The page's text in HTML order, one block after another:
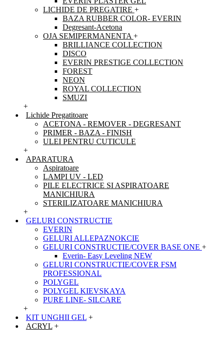
LICHIDE DE PREGATIRE +
BAZA RUBBER COLOR- EVERIN
Degresant-Acetona
OJA SEMIPERMANENTA +
BRILLIANCE COLLECTION
DISCO
EVERIN PRESTIGE COLLECTION
FOREST
NEON
ROYAL COLLECTION
SMUZI
+
Lichide Pregatitoare
ACETONA - REMOVER - DEGRESANT
PRIMER - BAZA - FINISH
ULEI PENTRU CUTICULE
+
APARATURA
Aspiratoare
LAMPI UV - LED
PILE ELECTRICE SI ASPIRATOARE
MANICHIURA
STERILIZATOARE MANICHIURA
+
GELURI CONSTRUCTIE
EVERIN
GELURI ALLEPAZNOKCIE
GELURI CONSTRUCTIE/COVER BASE ONE +
Everin- Easy Leveling NEW
GELURI CONSTRUCTIE/COVER FSM
PROFESSIONAL
POLYGEL
POLYGEL KIEVSKAYA
PURE LINE- SILCARE
+
KIT UNGHII GEL +
ACRYL +